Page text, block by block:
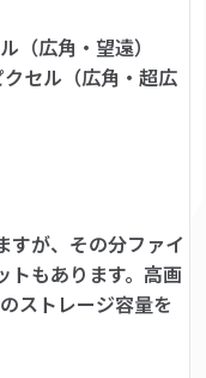
（広角・望遠）
セル（広角・超広
すが、その分ファイ
トもあります。高画
ストレージ容量を